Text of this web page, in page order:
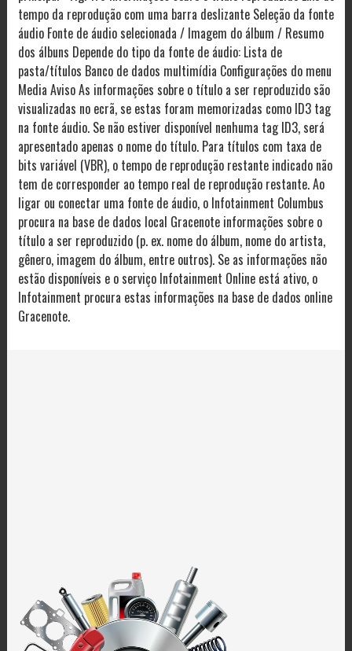
tempo da reprodução com uma barra deslizante Seleção da fonte
áudio Fonte de áudio selecionada / Imagem do álbum / Resumo
dos álbuns Depende do tipo da fonte de áudio: Lista de
pasta/títulos Banco de dados multimídia Configurações do menu
Media Aviso As informações sobre o título a ser reproduzido são
visualizadas no ecrã, se estas foram memorizadas como ID3 tag
na fonte áudio. Se não estiver disponível nenhuma tag ID3, será
apresentado apenas o nome do título. Para títulos com taxa de
bits variável (VBR), o tempo de reprodução restante indicado não
tem de corresponder ao tempo real de reprodução restante. Ao
ligar ou conectar uma fonte de áudio, o Infotainment Columbus
procura na base de dados local Gracenote informações sobre o
título a ser reproduzido (p. ex. nome do álbum, nome do artista,
gênero, imagem do álbum, entre outros). Se as informações não
estão disponíveis e o serviço Infotainment Online está ativo, o
Infotainment procura estas informações na base de dados online
Gracenote.